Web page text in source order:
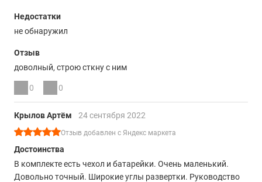
Недостатки
не обнаружил
Отзыв
доволный, строю сткну с ним
0 0
Крылов Артём 24 сентября 2022
Отзыв добавлен с Яндекс маркета
Достоинства
В комплекте есть чехол и батарейки. Очень маленький.
Довольно точный. Широкие углы развертки. Руководство